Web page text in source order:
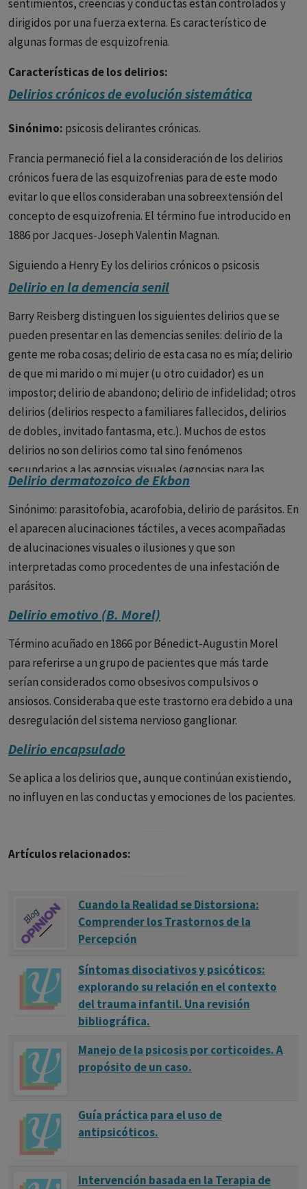
sentimientos, creencias y conductas están controlados y
dirigidos por una fuerza externa. Es característico de
algunas formas de esquizofrenia.
Características de los delirios:
- Le persona está convencida de su veracidad.
- Originan Preocupación
- Provocan malestar significativo
- No son creencias compartidas por otros
Delirios crónicos de evolución sistemática
Sinónimo: psicosis delirantes crónicas.
Francia permaneció fiel a la consideración de los delirios
crónicos fuera de las esquizofrenias para de este modo
evitar lo que ellos consideraban una sobreextensión del
concepto de esquizofrenia. El término fue introducido en
1886 por Jacques-Joseph Valentin Magnan.
Siguiendo a Henry Ey los delirios crónicos o psicosis
delirantes crónicas pueden ser divididos en:
1. Sin evolución deficitaria
-Psicosis delirantes sistematizadas (paranoias): delirios
pasionales (celotipico, erotomaníaco) y de interpretación
de Sérieux y Capgras, delirio sensitivo de relación de
Kretschmer.
-Psicosis alucinatorias crónicas. Viene caracterizada por la
abundancia de los fenómenos alucinatorios, fue por este
motivo llamada locura sensorial, paranoia alucinatoria y
delirio alucinatorio crónico.No va acompañada de un
deterioro de la personalidad.
-Psicosis fantásticas. Caracterizada por la presencia de un
delirio fantástico, paralógico, con predominio de la
fabulación sobre las alucinaciones.
2. Con evolución deficitaria: Formas paranoides de la
Delirio en la demencia senil
Barry Reisberg distinguen los siguientes delirios que se
pueden presentar en las demencias seniles: delirio de la
gente me roba cosas; delirio de esta casa no es mía; delirio
de que mi marido o mi mujer (u otro cuidador) es un
impostor; delirio de abandono; delirio de infidelidad; otros
delirios (delirios respecto a familiares fallecidos, delirios
de dobles, invitado fantasma, etc.). Muchos de estos
delirios no son delirios como tal sino fenómenos
secundarios a las agnosias visuales (agnosias para las
fisonomías).
Delirio dermatozoico de Ekbon
Sinónimo: parasitofobia, acarofobia, delirio de parásitos. En
el aparecen alucinaciones táctiles, a veces acompañadas
de alucinaciones visuales o ilusiones y que son
interpretadas como procedentes de una infestación de
parásitos.
Delirio emotivo (B. Morel)
Término acuñado en 1866 por Bénedict-Augustin Morel
para referirse a un grupo de pacientes que más tarde
serían considerados como obsesivos compulsivos o
ansiosos. Consideraba que este trastorno era debido a una
desregulación del sistema nervioso ganglionar.
Delirio encapsulado
Se aplica a los delirios que, aunque continúan existiendo,
no influyen en las conductas y emociones de los pacientes.
Artículos relacionados:
Cuando la Realidad se Distorsiona:
Comprender los Trastornos de la
Percepción
Síntomas disociativos y psicóticos:
explorando su relación en el contexto
del trauma infantil. Una revisión
bibliográfica.
Manejo de la psicosis por corticoides. A
propósito de un caso.
Guía práctica para el uso de
antipsicóticos.
Intervención basada en la Terapia de